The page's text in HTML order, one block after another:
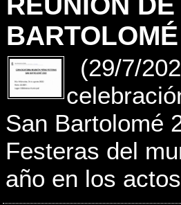
(29/7/
San Bartolomé
Festeras del
año en los